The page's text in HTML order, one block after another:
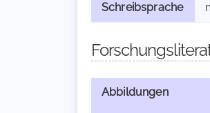
Schreibsprache
Abbildungen